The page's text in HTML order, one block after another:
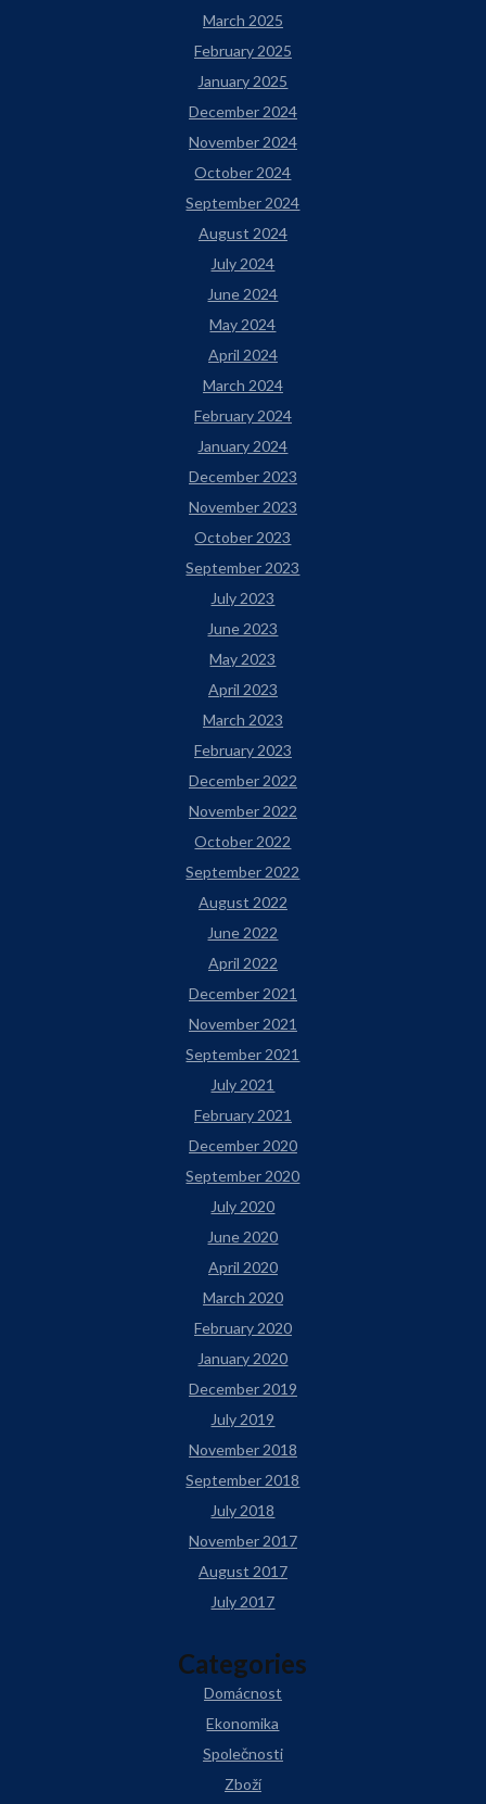
March 2025
February 2025
January 2025
December 2024
November 2024
October 2024
September 2024
August 2024
July 2024
June 2024
May 2024
April 2024
March 2024
February 2024
January 2024
December 2023
November 2023
October 2023
September 2023
July 2023
June 2023
May 2023
April 2023
March 2023
February 2023
December 2022
November 2022
October 2022
September 2022
August 2022
June 2022
April 2022
December 2021
November 2021
September 2021
July 2021
February 2021
December 2020
September 2020
July 2020
June 2020
April 2020
March 2020
February 2020
January 2020
December 2019
July 2019
November 2018
September 2018
July 2018
November 2017
August 2017
July 2017
Categories
Domácnost
Ekonomika
Společnosti
Zboží